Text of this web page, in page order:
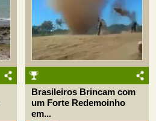
Brasileiros Brincam com
um Forte Redemoinho
em...